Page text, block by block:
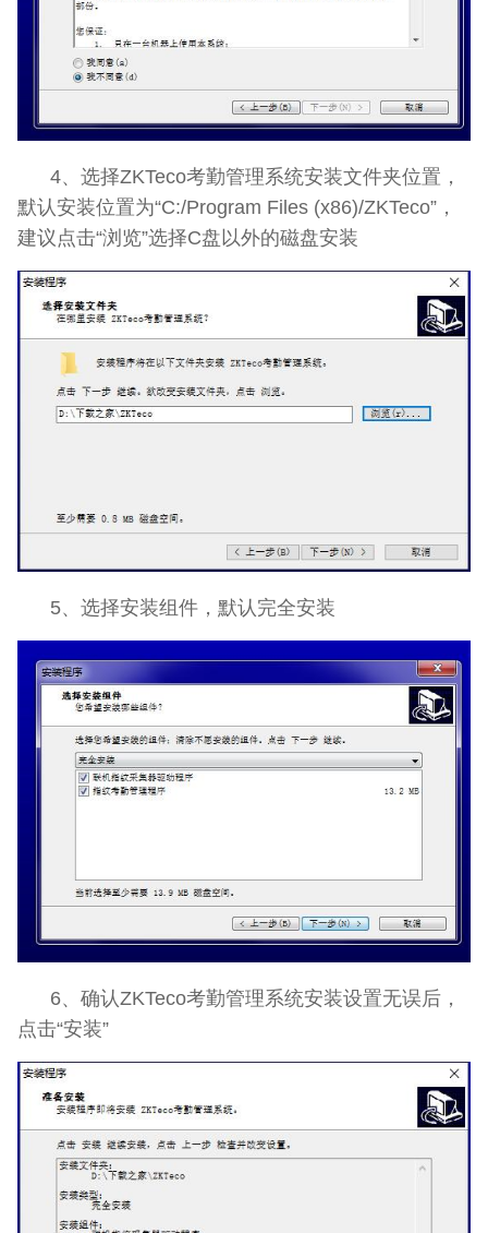
4、选择ZKTeco考勤管理系统安装文件夹位置，
默认安装位置为“C:/Program Files (x86)/ZKTeco”，
建议点击“浏览”选择C盘以外的磁盘安装
5、选择安装组件，默认完全安装
6、确认ZKTeco考勤管理系统安装设置无误后，
点击“安装”